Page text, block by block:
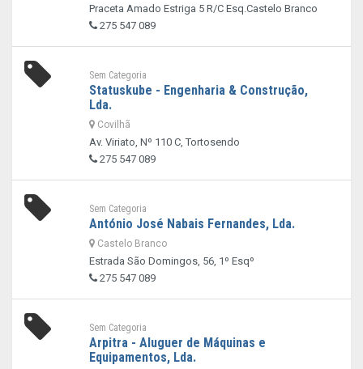
Praceta Amado Estriga 5 R/C Esq.Castelo Branco
275 547 089
Sem Categoria
Statuskube - Engenharia & Construção,
Lda.
Covilhã
Av. Viriato, Nº 110 C, Tortosendo
275 547 089
Sem Categoria
António José Nabais Fernandes, Lda.
Castelo Branco
Estrada São Domingos, 56, 1º Esqº
275 547 089
Sem Categoria
Arpitra - Aluguer de Máquinas e
Equipamentos, Lda.